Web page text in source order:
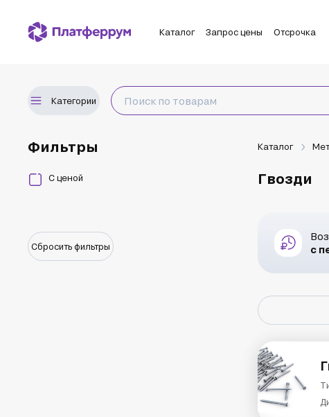
Каталог Запрос цены Отсрочка
Категории
Фильтры
С ценой
Сбросить фильтры
Каталог
Гвозди
с